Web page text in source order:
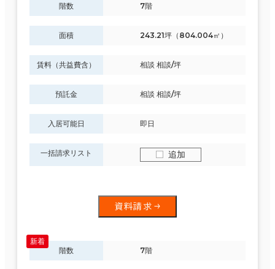
階数 7階
面積 243.21坪（804.004㎡）
賃料（共益費含） 相談 相談/坪
預託金 相談 相談/坪
入居可能日 即日
一括請求リスト 追加
資料請求
階数 7階